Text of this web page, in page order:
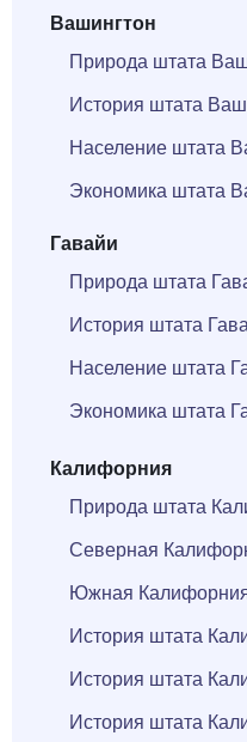
Вашингтон
Природа штата
История штата
Население штата
Экономика штата
Гавайи
Природа штата
История штата
Население штата
Экономика штата
Калифорния
Природа штата
Северная
Южная
История штата
История штата
История штата